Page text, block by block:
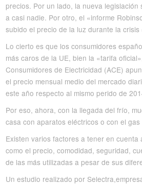
precios. Por un lado, la nueva
a casi nadie. Por otro, el «informe
subido el precio de la luz durante la
Lo cierto es que los consumidores
más caros de la UE, bien la «tarifa
Consumidores de Electricidad (ACE)
el precio mensual medio del mercado
este año respecto al mismo perido de
Por eso, ahora, con la llegada del frío,
casa con aparatos eléctricos o con el gas
Existen varios factores a tener en
como el precio, comodidad, seguridad,
de las más utilizadas a pesar de sus
Un estudio realizado por